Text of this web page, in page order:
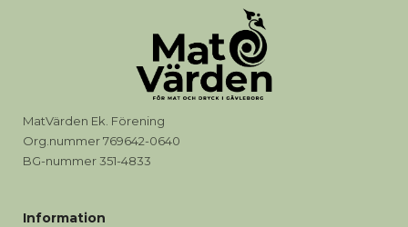
MatVärden Ek. Förening
Org.nummer 769642-0640
BG-nummer 351-4833
Information